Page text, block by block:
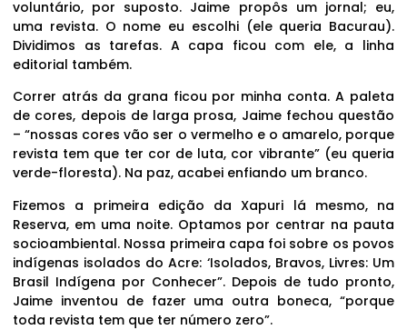
voluntário, por suposto. Jaime propôs um jornal; eu,
uma revista. O nome eu escolhi (ele queria Bacurau).
Dividimos as tarefas. A capa ficou com ele, a linha
editorial também.
Correr atrás da grana ficou por minha conta. A paleta
de cores, depois de larga prosa, Jaime fechou questão
– “nossas cores vão ser o vermelho e o amarelo, porque
revista tem que ter cor de luta, cor vibrante” (eu queria
verde-floresta). Na paz, acabei enfiando um branco.
Fizemos a primeira edição da Xapuri lá mesmo, na
Reserva, em uma noite. Optamos por centrar na pauta
socioambiental. Nossa primeira capa foi sobre os povos
indígenas isolados do Acre: ‘Isolados, Bravos, Livres: Um
Brasil Indígena por Conhecer”. Depois de tudo pronto,
Jaime inventou de fazer uma outra boneca, “porque
toda revista tem que ter número zero”.